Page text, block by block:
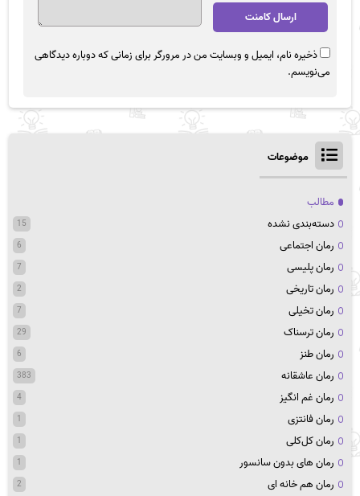
ذخیره نام، ایمیل و وبسایت من در مرورگر برای زمانی که دوباره دیدگاهی
می‌نویسم.
موضوعات
مطالب
دسته‌بندی نشده
15
رمان اجتماعی 6
رمان پلیسی 7
رمان تاریخی 2
رمان تخیلی 7
رمان ترسناک 29
رمان طنز 6
رمان عاشقانه 383
رمان غم انگیز 4
رمان فانتزی 1
رمان کل‌کلی 1
رمان های بدون سانسور 1
رمان هم خانه ای 2